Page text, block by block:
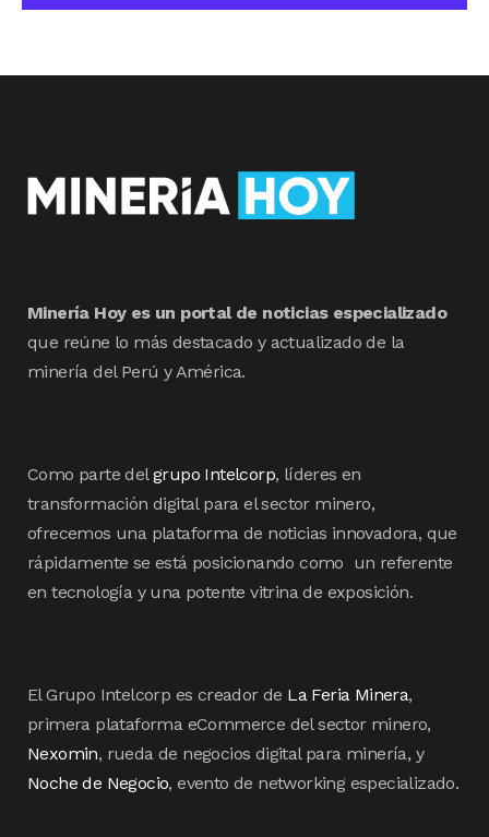
Minería Hoy es un portal de noticias especializado
que reúne lo más destacado y actualizado de la
minería del Perú y América.
Como parte delgrupo Intelcorp, líderes en
transformación digital para el sector minero,
ofrecemos una plataforma de noticias innovadora, que
rápidamente se está posicionando como un referente
en tecnología y una potente vitrina de exposición.
El Grupo Intelcorp es creador de La Feria Minera,
primera plataforma eCommerce del sector minero,
Nexomin, rueda de negocios digital para minería, y
Noche de Negocio, evento de networking especializado.